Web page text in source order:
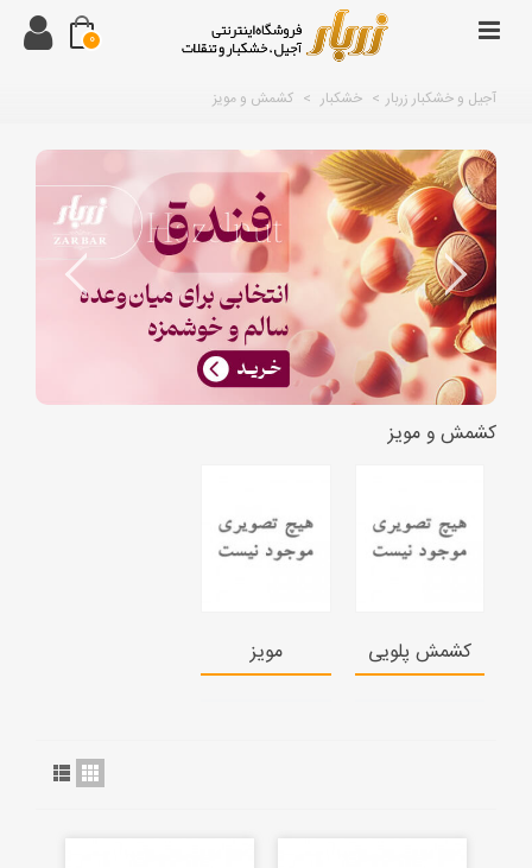
0
آجیل و خشکبار زربار > خشکبار > کشمش و مویز
کشمش و مویز
کشمش پلویی مویز